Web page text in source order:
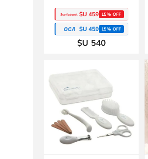
$U 459 15% OFF
$U 459 15% OFF
$U 540